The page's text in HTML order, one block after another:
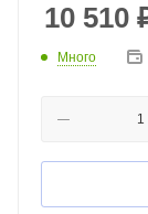
10 510
Много